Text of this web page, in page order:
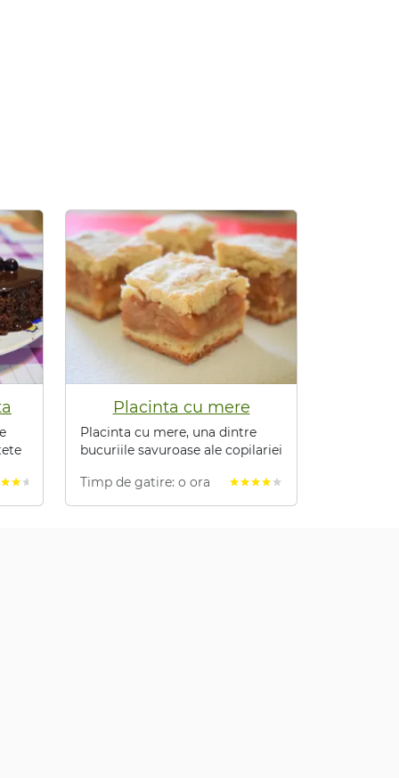
starstar star
Placinta cu mere
Placinta cu mere, una dintre
bucuriile savuroase ale copilariei
Timp de gatire: o ora
starstarstarstar star